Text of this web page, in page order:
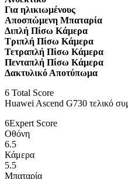
Για ηλικιωμένους
Αποσπώμενη Μπαταρία
Διπλή Πίσω Κάμερα
Τριπλή Πίσω Κάμερα
Τετραπλή Πίσω Κάμερα
Πενταπλή Πίσω Κάμερα
Δακτυλικό Αποτύπωμα
6 Total Score
Huawei Ascend G730 τελικό
6Expert Score
Οθόνη
6.5
Κάμερα
5.5
Μπαταρία